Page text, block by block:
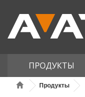
ПРОДУКТЫ
Продукты